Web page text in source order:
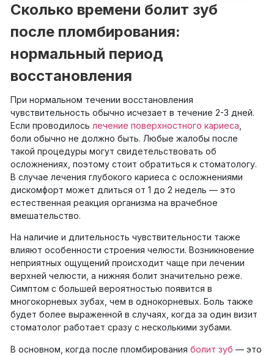
Сколько времени болит зуб
после пломбирования:
нормальный период
восстановления
При нормальном течении восстановления
чувствительность обычно исчезает в течение 2-3 дней.
Если проводилось лечение поверхностного кариеса
боли обычно не должно быть. Любые жалобы после
такой процедуры могут свидетельствовать об
осложнениях, поэтому стоит обратиться к стоматологу.
В случае лечения глубокого кариеса с осложнениями
дискомфорт может длиться от 1 до 2 недель — это
естественная реакция организма на врачебное
вмешательство.
На наличие и длительность чувствительности также
влияют особенности строения челюсти. Возникновение
неприятных ощущений происходит чаще при лечении
верхней челюсти, а нижняя болит значительно реже.
Симптом с большей вероятностью появится в
многокорневых зубах, чем в однокорневых. Боль также
будет более выраженной в случаях, когда за один визит
стоматолог работает сразу с несколькими зубами.
В основном, когда после пломбирования болит зуб — это